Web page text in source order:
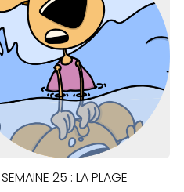
25 : LA PLAGE